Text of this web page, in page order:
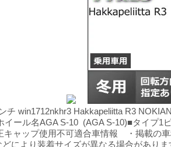
チ win1712nkhr3 Hakkapeliitta R3
イール名AGA S-10 (AGA S-10)■タイプ
ャップ使用不可適合車情報 ・掲載の
により装着サイズが異なる場合がありま